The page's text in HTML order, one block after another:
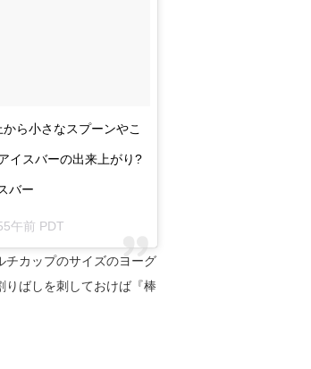
ら小さなスプーンやこ
イスバーの出来上がり?
バー
午前 PDT
チカップのサイズのヨーグ
りばしを刺しておけば『棒